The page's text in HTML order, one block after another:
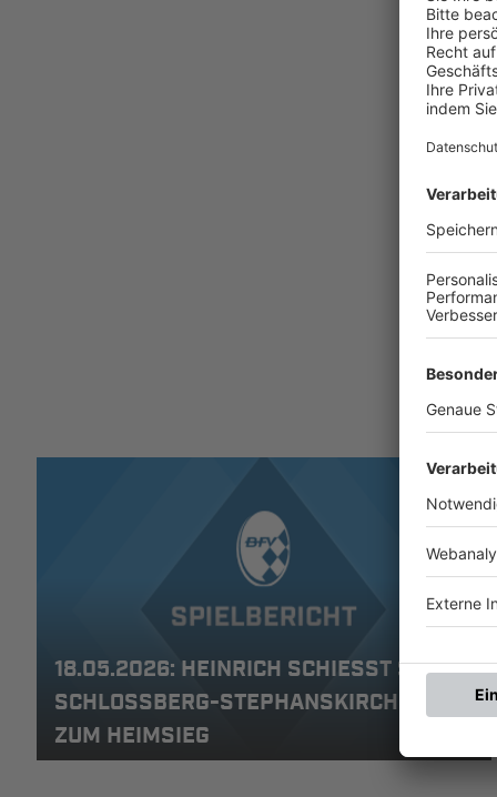
18.05.2026: HEINRICH SCHIESST SV S
CHLOSSBERG-STEPHANSKIRCHEN ZU
M HEIMSIEG